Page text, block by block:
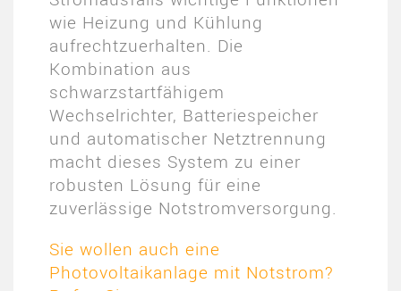
wie Heizung und Kühlung
aufrechtzuerhalten. Die
Kombination aus
schwarzstartfähigem
Wechselrichter, Batteriespeicher
und automatischer Netztrennung
macht dieses System zu einer
robusten Lösung für eine
zuverlässige Notstromversorgung.
Sie wollen auch eine
Photovoltaikanlage mit Notstrom?